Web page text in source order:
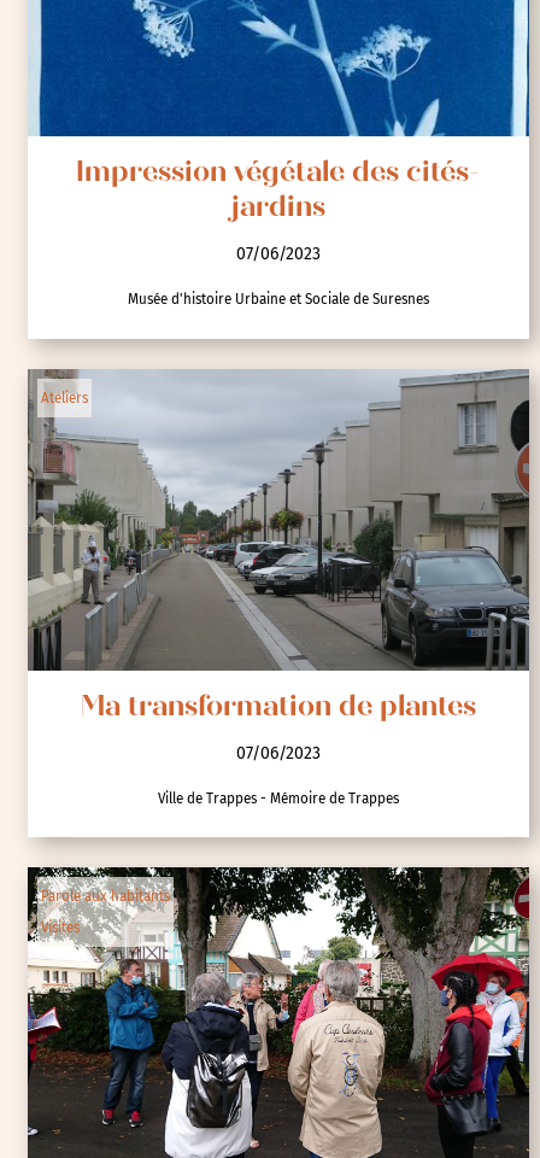
Impression végétale des cités-
jardins
07/06/2023
Musée d'histoire Urbaine et Sociale de Suresnes
Ateliers
Ma transformation de plantes
07/06/2023
Ville de Trappes - Mémoire de Trappes
Parole aux habitants
Visites